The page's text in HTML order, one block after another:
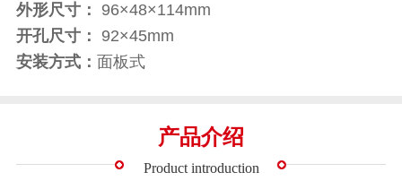
外形尺寸：
96×48×114mm
开孔尺寸：
92×45mm
安装方式： 面板式
产品介绍
Product introduction